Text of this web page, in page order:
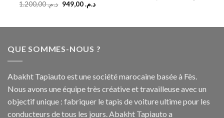
د.م.1.200,00 د.م.949,00
QUE SOMMES-NOUS ?
Abakht Tapiauto est une société marocaine basée à Fès.
Nous avons une équipe très créative et travailleuse avec un
objectif unique : fabriquer le tapis de voiture ultime pour les
conducteurs de tous les jours. Abakht Tapiauto a